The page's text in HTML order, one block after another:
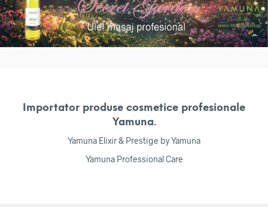
Importator produse cosmetice profesionale
Yamuna.
Yamuna Elixir & Prestige by Yamuna
Yamuna Professional Care